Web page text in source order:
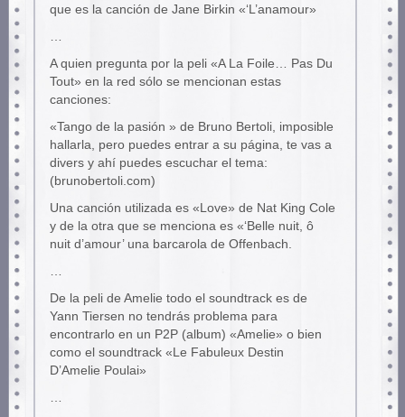
que es la canción de Jane Birkin «‘L’anamour»
…
A quien pregunta por la peli «A La Foile… Pas Du
Tout» en la red sólo se mencionan estas
canciones:
«Tango de la pasión » de Bruno Bertoli, imposible
hallarla, pero puedes entrar a su página, te vas a
divers y ahí puedes escuchar el tema:
(brunobertoli.com)
Una canción utilizada es «Love» de Nat King Cole
y de la otra que se menciona es «‘Belle nuit, ô
nuit d’amour’ una barcarola de Offenbach.
…
De la peli de Amelie todo el soundtrack es de
Yann Tiersen no tendrás problema para
encontrarlo en un P2P (album) «Amelie» o bien
como el soundtrack «Le Fabuleux Destin
D’Amelie Poulai»
…